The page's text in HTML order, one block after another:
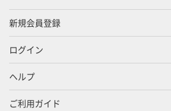
新規会員登録
ログイン
ヘルプ
ご利用ガイド